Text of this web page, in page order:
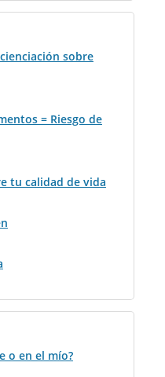
sobre
= Riesgo de
tu calidad de vida
o en el mío?